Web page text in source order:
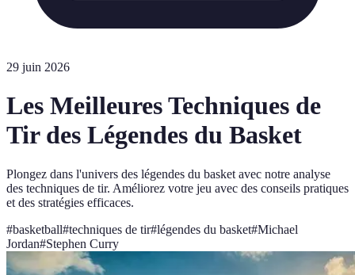
29 juin 2026
Les Meilleures Techniques de
Tir des Légendes du Basket
Plongez dans l'univers des légendes du basket avec notre analyse
des techniques de tir. Améliorez votre jeu avec des conseils pratiques
et des stratégies efficaces.
#basketball#techniques de tir#légendes du basket#Michael
Jordan#Stephen Curry